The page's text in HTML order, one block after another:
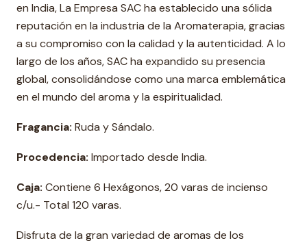
en India, La Empresa SAC ha establecido una sólida
reputación en la industria de la Aromaterapia, gracias
a su compromiso con la calidad y la autenticidad. A lo
largo de los años, SAC ha expandido su presencia
global, consolidándose como una marca emblemática
en el mundo del aroma y la espiritualidad.
Fragancia: Ruda y Sándalo.
Procedencia: Importado desde India.
Caja: Contiene 6 Hexágonos, 20 varas de incienso
c/u.- Total 120 varas.
Disfruta de la gran variedad de aromas de los